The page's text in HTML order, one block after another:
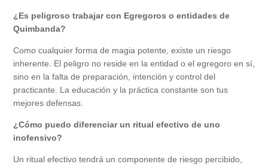
¿Es peligroso trabajar con Egregoros o entidades de
Quimbanda?
Como cualquier forma de magia potente, existe un riesgo
inherente. El peligro no reside en la entidad o el egregoro en sí,
sino en la falta de preparación, intención y control del
practicante. La educación y la práctica constante son tus
mejores defensas.
¿Cómo puedo diferenciar un ritual efectivo de uno
inofensivo?
Un ritual efectivo tendrá un componente de riesgo percibido,